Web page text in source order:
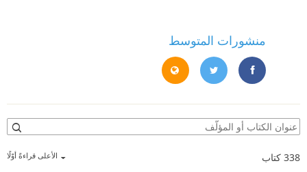
منشورات المتوسط
https://web.facebook.com/pg/almutawassit
https://twitter.com/almutawassitit
الأعلى قراءةً أوّلًا 338 كتاب